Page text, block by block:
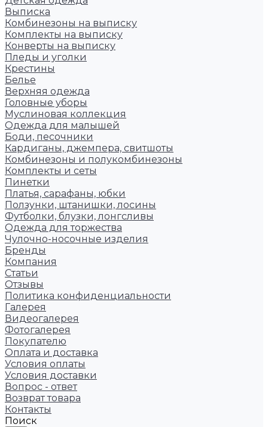
Выписка
Комбинезоны на выписку
Комплекты на выписку
Конверты на выписку
Пледы и уголки
Крестины
Белье
Верхняя одежда
Головные уборы
Муслиновая коллекция
Одежда для малышей
Боди, песочники
Кардиганы, джемпера, свитшоты
Комбинезоны и полукомбинезоны
Комплекты и сеты
Пинетки
Платья, сарафаны, юбки
Ползунки, штанишки, лосины
Футболки, блузки, лонгсливы
Одежда для торжества
Чулочно-носочные изделия
Бренды
Компания
Статьи
Отзывы
Политика конфиденциальности
Галерея
Видеогалерея
Фотогалерея
Покупателю
Оплата и доставка
Условия оплаты
Условия доставки
Вопрос - ответ
Возврат товара
Контакты
Поиск